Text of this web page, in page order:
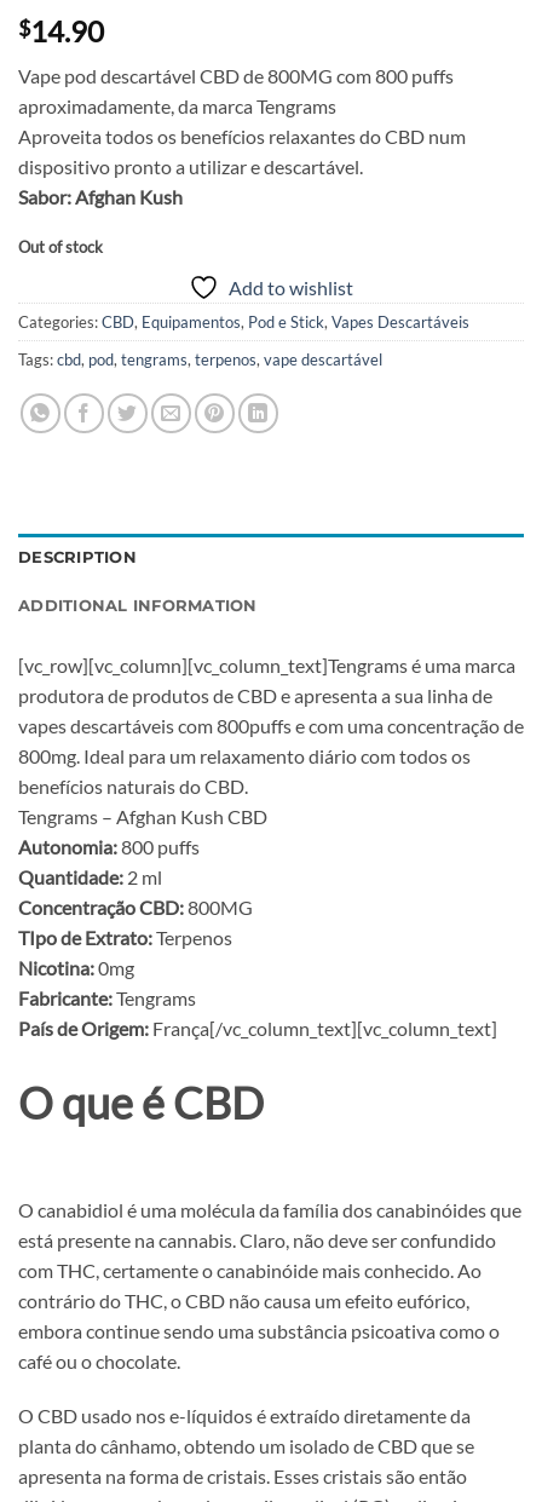
$14.90
Vape pod descartável CBD de 800MG com 800 puffs
aproximadamente, da marca Tengrams
Aproveita todos os benefícios relaxantes do CBD num
dispositivo pronto a utilizar e descartável.
Sabor: Afghan Kush
Out of stock
Add to wishlist
Categories:CBD, Equipamentos, Pod e Stick, Vapes Descartáveis
Tags:cbd, pod, tengrams, terpenos, vape descartável
DESCRIPTION
ADDITIONAL INFORMATION
[vc_row][vc_column][vc_column_text]Tengrams é uma marca
produtora de produtos de CBD e apresenta a sua linha de
vapes descartáveis com 800puffs e com uma concentração de
800mg. Ideal para um relaxamento diário com todos os
benefícios naturais do CBD.
Tengrams – Afghan Kush CBD
Autonomia:800 puffs
Quantidade: 2 ml
Concentração CBD:800MG
TIpo de Extrato:Terpenos
Nicotina:0mg
Fabricante:Tengrams
País de Origem: França[/vc_column_text][vc_column_text]
O que é CBD
O canabidiol é uma molécula da família dos canabinóides que
está presente na cannabis. Claro, não deve ser confundido
com THC, certamente o canabinóide mais conhecido. Ao
contrário do THC, o CBD não causa um efeito eufórico,
embora continue sendo uma substância psicoativa como o
café ou o chocolate.
O CBD usado nos e-líquidos é extraído diretamente da
planta do cânhamo, obtendo um isolado de CBD que se
apresenta na forma de cristais. Esses cristais são então